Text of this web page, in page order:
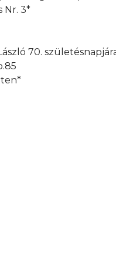
Nr. 3*
70.